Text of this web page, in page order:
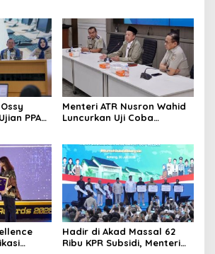
PPAT
Menteri ATR Nusron Wahid
Luncurkan Uji Coba
Hadir di Akad Massal 62
Ribu KPR Subsidi, Menteri